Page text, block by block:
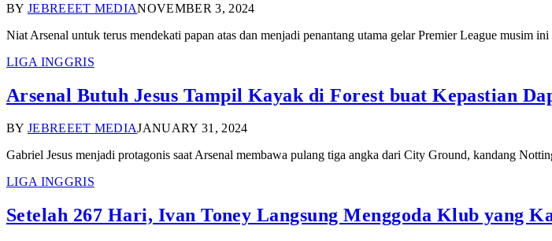
BY JEBREEET MEDIANOVEMBER 3, 2024
Niat Arsenal untuk terus mendekati papan atas dan menjadi penantang utama gelar Premier League musim
LIGA INGGRIS
Arsenal Butuh Jesus Tampil Kayak di Forest buat Kepastian
BY JEBREEET MEDIAJANUARY 31, 2024
Gabriel Jesus menjadi protagonis saat Arsenal membawa pulang tiga angka dari City Ground, kandang
LIGA INGGRIS
Setelah 267 Hari, Ivan Toney Langsung Menggoda Klub yang